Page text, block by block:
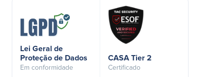
Lei Geral de
Proteção de Dados
Em conformidade
CASA Tier 2
Certificado